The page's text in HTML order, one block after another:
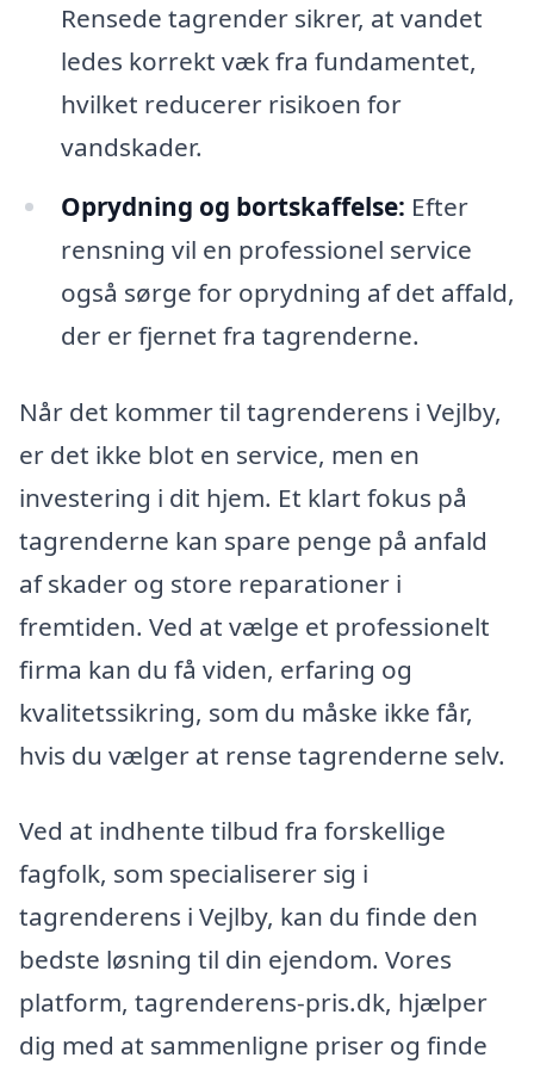
Rensede tagrender sikrer, at vandet
ledes korrekt væk fra fundamentet,
hvilket reducerer risikoen for
vandskader.
Oprydning og bortskaffelse: Efter
rensning vil en professionel service
også sørge for oprydning af det affald,
der er fjernet fra tagrenderne.
Når det kommer til tagrenderens i Vejlby,
er det ikke blot en service, men en
investering i dit hjem. Et klart fokus på
tagrenderne kan spare penge på anfald
af skader og store reparationer i
fremtiden. Ved at vælge et professionelt
firma kan du få viden, erfaring og
kvalitetssikring, som du måske ikke får,
hvis du vælger at rense tagrenderne selv.
Ved at indhente tilbud fra forskellige
fagfolk, som specialiserer sig i
tagrenderens i Vejlby, kan du finde den
bedste løsning til din ejendom. Vores
platform, tagrenderens-pris.dk, hjælper
dig med at sammenligne priser og finde